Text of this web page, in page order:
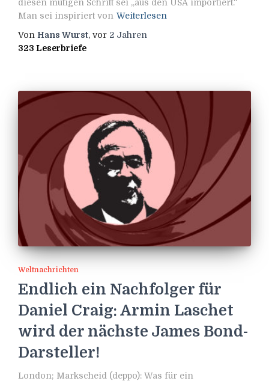
diesen mutigen Schritt sei „aus den USA importiert.“
Man sei inspiriert von Weiterlesen
Von Hans Wurst, vor 2 Jahren
323 Leserbriefe
Weltnachrichten
Endlich ein Nachfolger für
Daniel Craig: Armin Laschet
wird der nächste James Bond-
Darsteller!
London; Markscheid (deppo): Was für ein